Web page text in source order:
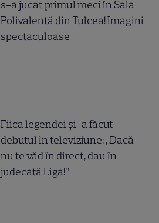
s-a jucat primul meci în Sala
Polivalentă din Tulcea! Imagini
spectaculoase
Fiica legendei și-a făcut
debutul în televiziune: „Dacă
nu te văd în direct, dau în
judecată Liga!”